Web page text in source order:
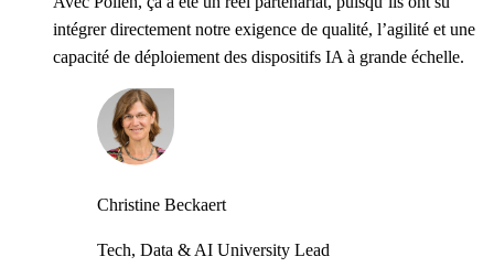
intégrer directement notre exigence de qualité, l’agilité et une
capacité de déploiement des dispositifs IA à grande échelle.
Christine Beckaert
Tech, Data & AI University Lead